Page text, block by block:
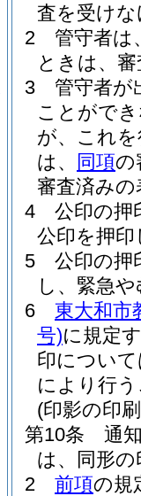
査を受け
2
管守者は
ときは、
3
管守者が
ことがで
が、これ
は、
同項の
審査済み
4
公印の押
公印を押
5
公印の押
し、緊急
6
東大和市
号)に規定
印につい
により行
(印影の印
第10条
通
は、同形
2
前項の規